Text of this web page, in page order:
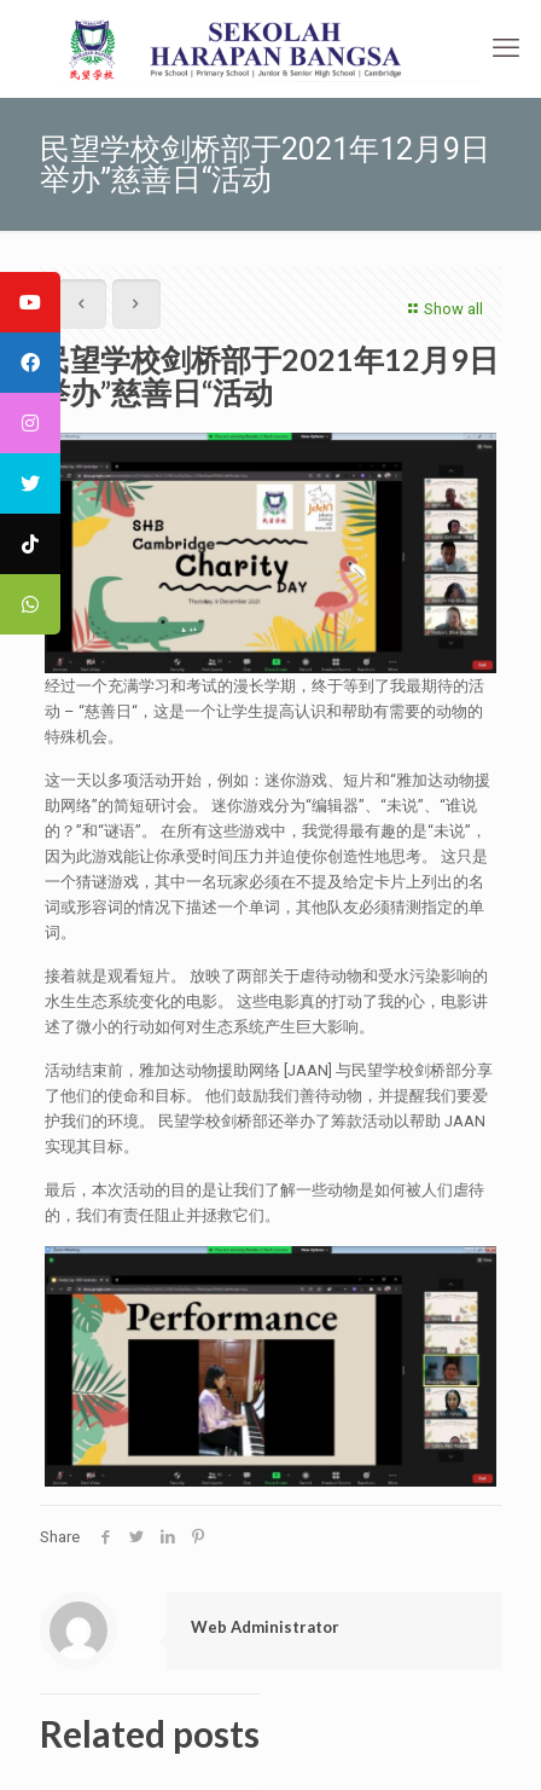
民望学校剑桥部于2021年12月9日
举办”慈善日“活动
Show all
民望学校剑桥部于2021年12月9日
举办”慈善日“活动
经过一个充满学习和考试的漫长学期，终于等到了我最期待的活
动 – “慈善日“，这是一个让学生提高认识和帮助有需要的动物的
特殊机会。
这一天以多项活动开始，例如：迷你游戏、短片和“雅加达动物援
助网络”的简短研讨会。 迷你游戏分为“编辑器”、“未说”、“谁说
的？”和“谜语”。 在所有这些游戏中，我觉得最有趣的是“未说”，
因为此游戏能让你承受时间压力并迫使你创造性地思考。 这只是
一个猜谜游戏，其中一名玩家必须在不提及给定卡片上列出的名
词或形容词的情况下描述一个单词，其他队友必须猜测指定的单
词。
接着就是观看短片。 放映了两部关于虐待动物和受水污染影响的
水生生态系统变化的电影。 这些电影真的打动了我的心，电影讲
述了微小的行动如何对生态系统产生巨大影响。
活动结束前，雅加达动物援助网络 [JAAN] 与民望学校剑桥部分享
了他们的使命和目标。 他们鼓励我们善待动物，并提醒我们要爱
护我们的环境。 民望学校剑桥部还举办了筹款活动以帮助 JAAN
实现其目标。
最后，本次活动的目的是让我们了解一些动物是如何被人们虐待
的，我们有责任阻止并拯救它们。
Share
Web Administrator
Related posts